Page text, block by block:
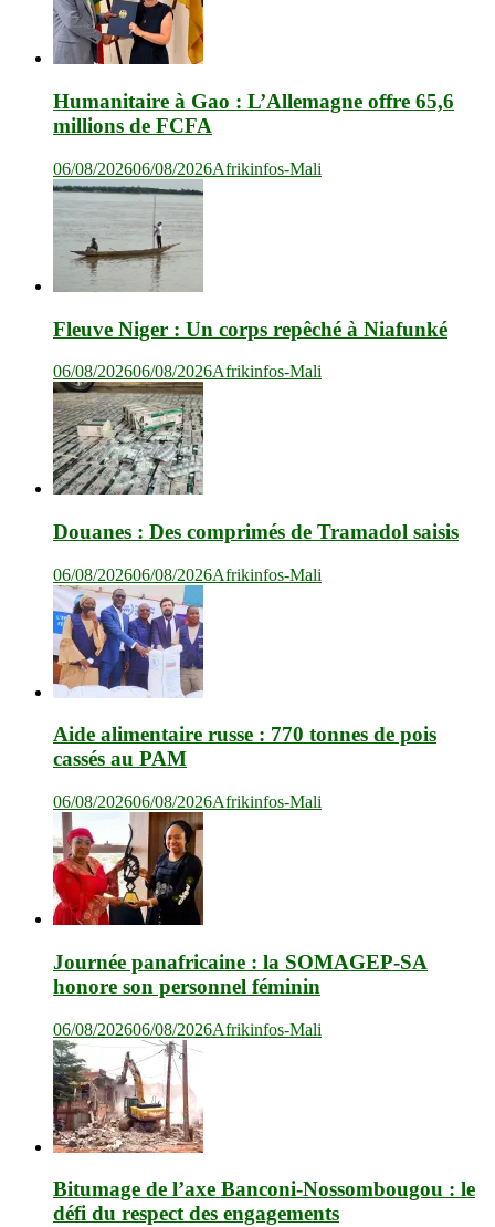
Humanitaire à Gao : L’Allemagne offre 65,6
millions de FCFA
06/08/202606/08/2026Afrikinfos-Mali
Fleuve Niger : Un corps repêché à Niafunké
06/08/202606/08/2026Afrikinfos-Mali
Douanes : Des comprimés de Tramadol saisis
06/08/202606/08/2026Afrikinfos-Mali
Aide alimentaire russe : 770 tonnes de pois
cassés au PAM
06/08/202606/08/2026Afrikinfos-Mali
Journée panafricaine : la SOMAGEP-SA
honore son personnel féminin
06/08/202606/08/2026Afrikinfos-Mali
Bitumage de l’axe Banconi-Nossombougou : le
défi du respect des engagements